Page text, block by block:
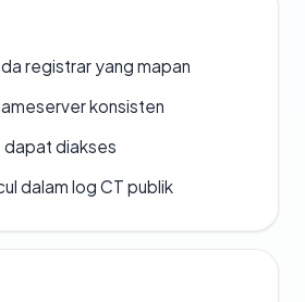
registrar yang mapan
konsisten
dapat diakses
dalam log CT publik